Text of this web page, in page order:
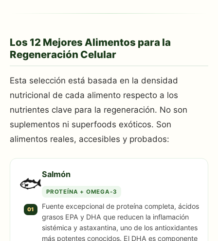
Los 12 Mejores Alimentos para la
Regeneración Celular
Esta selección está basada en la densidad
nutricional de cada alimento respecto a los
nutrientes clave para la regeneración. No son
suplementos ni superfoods exóticos. Son
alimentos reales, accesibles y probados:
🐟
01
Salmón
PROTEÍNA + OMEGA-3
Fuente excepcional de proteína completa, ácidos
grasos EPA y DHA que reducen la inflamación
sistémica y astaxantina, uno de los antioxidantes
más potentes conocidos. El DHA es componente